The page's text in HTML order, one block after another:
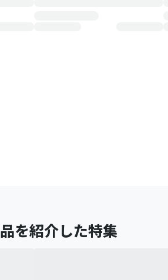
を紹介した特集